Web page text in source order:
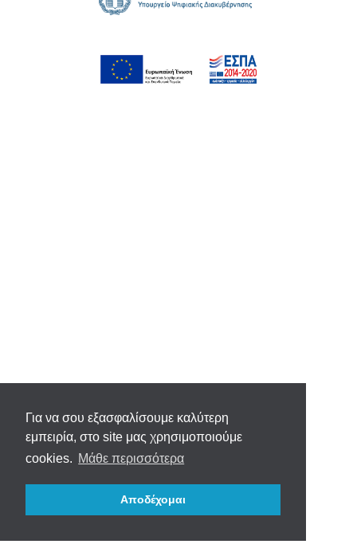
Για να σου εξασφαλίσουμε καλύτερη
εμπειρία, στο site μας χρησιμοποιούμε
cookies. Μάθε περισσότερα
Αποδέχομαι